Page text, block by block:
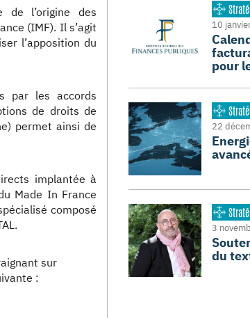
de l’origine des
(IMF). Il s’agit
l’apposition du
par les accords
de droits de
permet ainsi de
implantée à
Made In France
composé
sur
:
10
pour
22
3
du